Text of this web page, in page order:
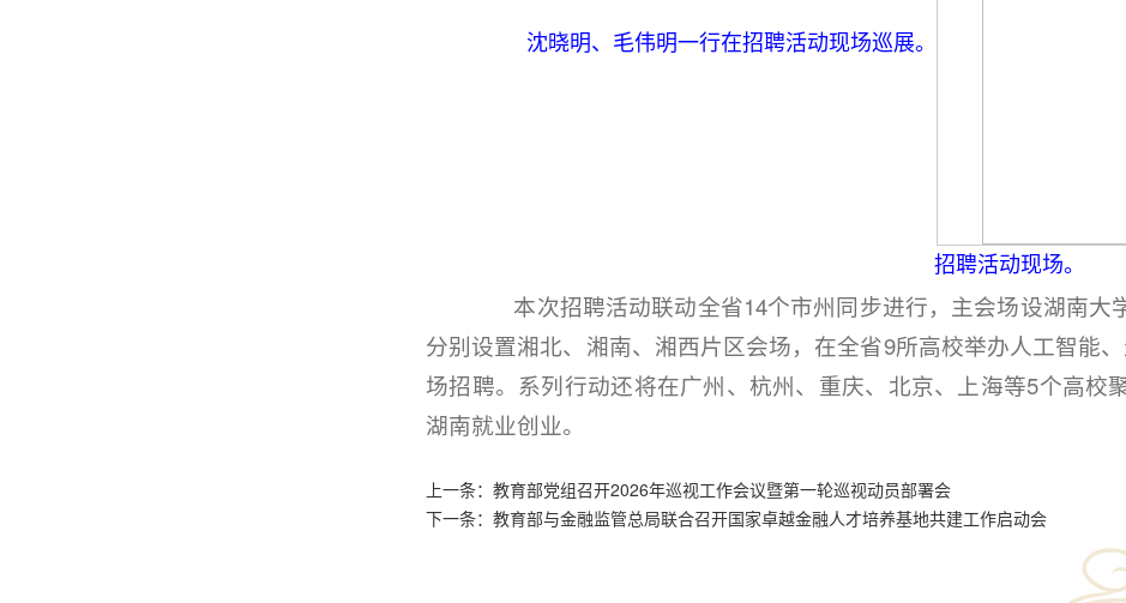
沈晓明、毛伟明一行在招聘活动现场巡展。
招聘活动现场。
本次招聘活动联动全省14个市州同步进行，主会场设湖南大
分别设置湘北、湘南、湘西片区会场，在全省9所高校举办人工智能
场招聘。系列行动还将在广州、杭州、重庆、北京、上海等5个高校
湖南就业创业。
上一条： 教育部党组召开2026年巡视工作会议暨第一轮巡视动员部署会
下一条： 教育部与金融监管总局联合召开国家卓越金融人才培养基地共建工作启动会